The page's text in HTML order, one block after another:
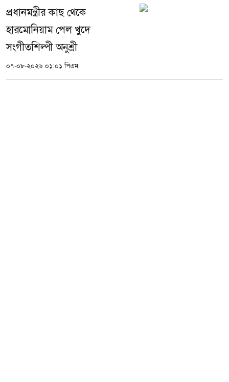
প্রধানমন্ত্রীর কাছ থেকে
হারমোনিয়াম পেল খুদে
সংগীতশিল্পী অনুশ্রী
০৭-০৮-২০২৬ ০১:০১ পিএম